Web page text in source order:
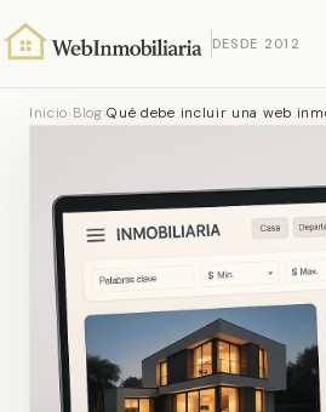
DESDE 2012
Inicio› Blog›Qué debe incluir una web